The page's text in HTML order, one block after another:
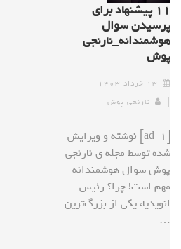
۱۱ پیشنهاد برای
پرسیدن سوال
هوشمندانه_نارنجی
پوش
۱۳ خرداد ۱۴۰۳
نارنجی پوش
[ad_1] نوشته و ویرایش
شده توسط مجله ی نارنجی
پوش سوال هوشمندانه
مهم است! چرا؟ رئیس
انویدیا، یکی از بزرگ‌ترین
…